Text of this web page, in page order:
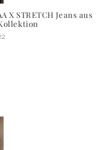
STRETCH Jeans aus